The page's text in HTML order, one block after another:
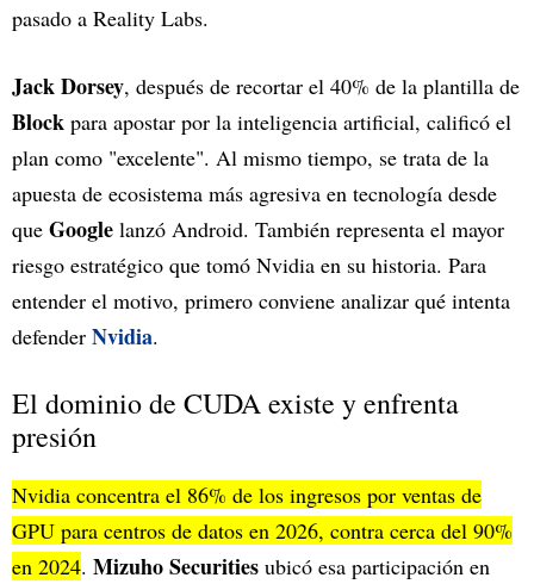
pasado a Reality Labs.
Jack Dorsey, después de recortar el 40% de la plantilla de
Block para apostar por la inteligencia artificial, calificó el
plan como "excelente". Al mismo tiempo, se trata de la
apuesta de ecosistema más agresiva en tecnología desde
que Google lanzó Android. También representa el mayor
riesgo estratégico que tomó Nvidia en su historia. Para
entender el motivo, primero conviene analizar qué intenta
defender Nvidia.
El dominio de CUDA existe y enfrenta
presión
Nvidia concentra el 86% de los ingresos por ventas de
GPU para centros de datos en 2026, contra cerca del 90%
en 2024. Mizuho Securities ubicó esa participación en